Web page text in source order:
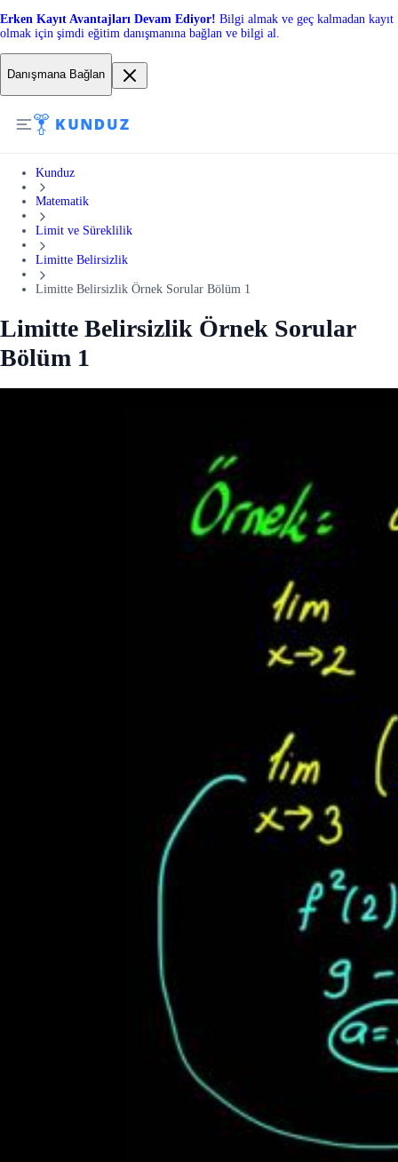
Erken Kayıt Avantajları Devam Ediyor! Bilgi almak ve geç kalmadan kayıt
olmak için şimdi eğitim danışmanına bağlan ve bilgi al.
Danışmana Bağlan
Kunduz
Matematik
Limit ve Süreklilik
Limitte Belirsizlik
Limitte Belirsizlik Örnek Sorular Bölüm 1
Limitte Belirsizlik Örnek Sorular
Bölüm 1